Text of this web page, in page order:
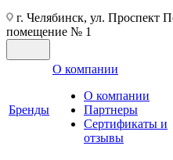
г. Челябинск, ул. Проспект
помещение № 1
Бренды
О компании
О компании
Партнеры
Cертификаты и
отзывы